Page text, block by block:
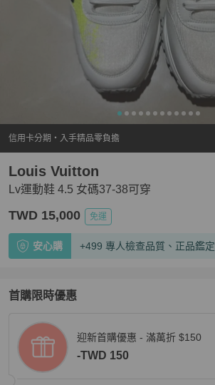
信用卡分期・入手精品零負擔
Lv運動鞋 4.5 女碼37-38可穿
Louis Vuitton
TWD 15,000 免運
安心購 +499 專人檢查品質、正品鑑定
首購限時優惠
迎新首購優惠 - 滿萬折 $150
-TWD 150